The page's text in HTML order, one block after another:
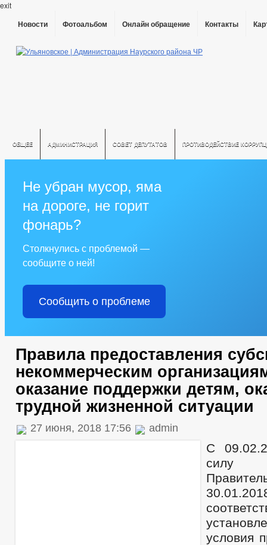
exit
Новости Фотоальбом Онлайн обращение Контакты
ОБЩЕЕ АДМИНИСТРАЦИЯ СОВЕТ ДЕПУТАТОВ ПРОТИВОДЕЙСТВИЕ
Не убран мусор, яма
на дороге, не горит
фонарь?
Столкнулись с проблемой —
сообщите о ней!
Сообщить о проблеме
Правила предоставления
некоммерческим
оказание поддержки детям,
трудной жизненной ситуации
27 июня, 2018 17:56 admin
С
силу
условия